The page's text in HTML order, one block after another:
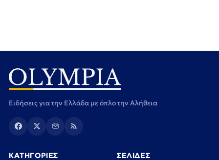
Ειδήσεις για την Ελλάδα με όπλο την Αλήθεια
ΚΑΤΗΓΟΡΙΕΣ ΣΕΛΙΔΕΣ